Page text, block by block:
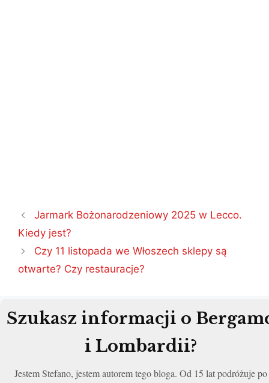
Nawigacja
wpisu
Jarmark Bożonarodzeniowy 2025 w Lecco.
Kiedy jest?
Czy 11 listopada we Włoszech sklepy są
otwarte? Czy restauracje?
Szukasz informacji o
i Lombardii?
Jestem Stefano, jestem autorem tego bloga. Od 15 lat podróżuje po